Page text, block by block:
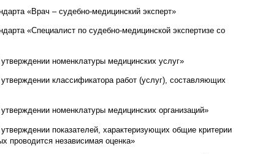
«Врач – судебно-медицинский эксперт»
«Специалист по судебно-медицинской экспертизе со
номенклатуры медицинских услуг»
классификатора работ (услуг), составляющих
номенклатуры медицинских организаций»
показателей, характеризующих общие критерии
проводится независимая оценка»